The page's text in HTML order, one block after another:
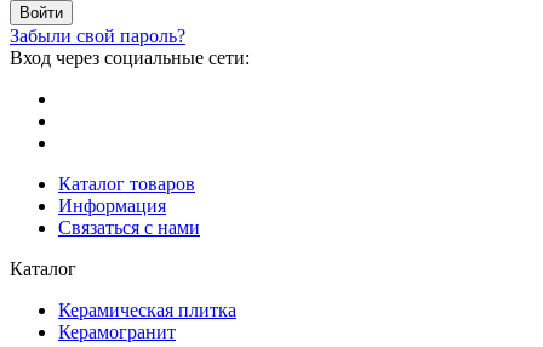
Забыли свой пароль?
Вход через социальные сети:
Каталог товаров
Информация
Связаться с нами
Каталог
Керамическая плитка
Керамогранит